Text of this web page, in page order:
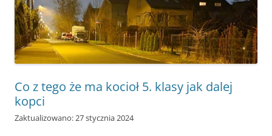
Co z tego że ma kocioł 5. klasy jak dalej
kopci
Zaktualizowano: 27 stycznia 2024